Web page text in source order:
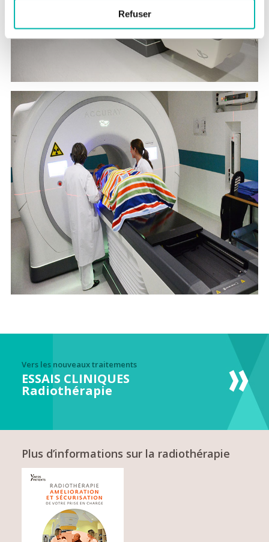
Refuser
Vers les nouveaux traitements
ESSAIS CLINIQUES
Radiothérapie
Plus d’informations sur la radiothérapie